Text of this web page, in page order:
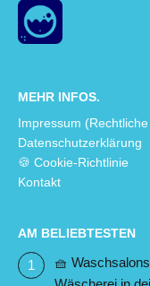
MEHR INFOS.
Impressum
Datenschutzerklärung
🍪 Cookie-Richtlinie
Kontakt
AM BELIEBTESTEN
🧺